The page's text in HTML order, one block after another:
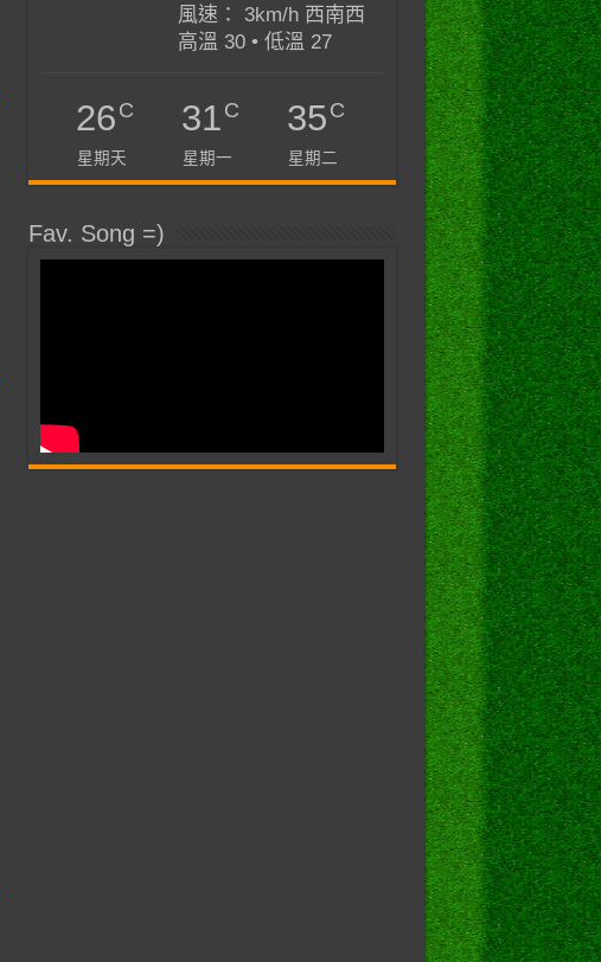
風速： 3km/h 西南西
高溫 30 • 低溫 27
26C
星期天
31C
星期一
35C
星期二
Fav. Song =)